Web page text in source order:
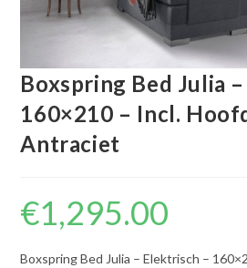
Boxspring Bed Julia
160×210 – Incl.
Antraciet
€1,295.00
Boxspring Bed Julia – Elektrisch –